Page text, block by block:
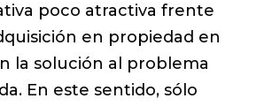
poco atractiva frente
en propiedad en
la solución al problema
En este sentido, sólo